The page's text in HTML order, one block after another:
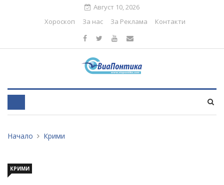
Август 10, 2026
Хороскоп
За нас За Реклама Контакти
Начало Крими
КРИМИ